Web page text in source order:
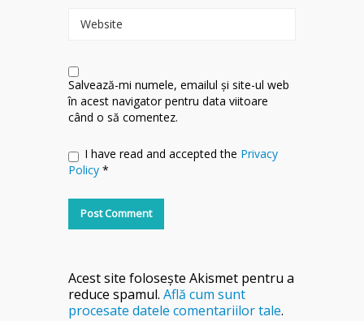
Website
Salvează-mi numele, emailul și site-ul web
în acest navigator pentru data viitoare
când o să comentez.
I have read and accepted the Privacy
Policy *
Acest site folosește Akismet pentru a
reduce spamul. Află cum sunt
procesate datele comentariilor tale.